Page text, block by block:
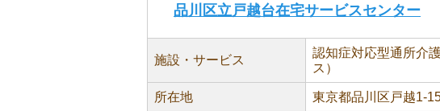
品川区立戸越台在宅サービスセンター
施設・サービス
認知症対応型通所介
ス）
所在地 東京都品川区戸越1-